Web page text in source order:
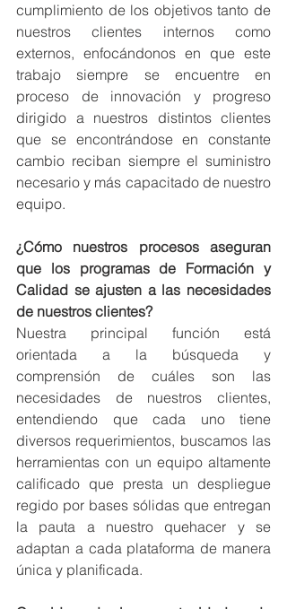
cumplimiento de los objetivos tanto de
nuestros clientes internos como
externos, enfocándonos en que este
trabajo siempre se encuentre en
proceso de innovación y progreso
dirigido a nuestros distintos clientes
que se encontrándose en constante
cambio reciban siempre el suministro
necesario y más capacitado de nuestro
equipo.
¿Cómo nuestros procesos aseguran
que los programas de Formación y
Calidad se ajusten a las necesidades
de nuestros clientes?
Nuestra principal función está
orientada a la búsqueda y
comprensión de cuáles son las
necesidades de nuestros clientes,
entendiendo que cada uno tiene
diversos requerimientos, buscamos las
herramientas con un equipo altamente
calificado que presta un despliegue
regido por bases sólidas que entregan
la pauta a nuestro quehacer y se
adaptan a cada plataforma de manera
única y planificada.